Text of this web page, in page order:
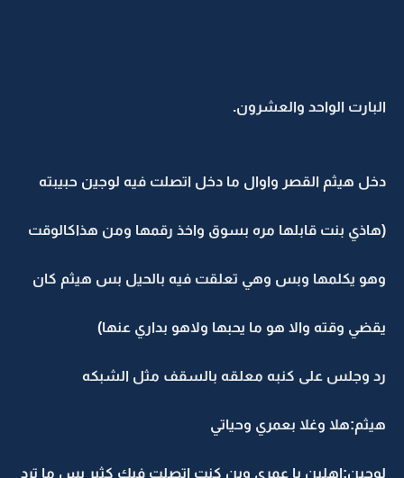
البارت الواحد والعشرون.
دخل هيثم القصر واوال ما دخل اتصلت فيه لوجين حبيبته
(هاذي بنت قابلها مره بسوق واخذ رقمها ومن هذاكالوقت
وهو يكلمها وبس وهي تعلقت فيه بالحيل بس هيثم كان
يقضي وقته والا هو ما يحبها ولاهو بداري عنها)
رد وجلس على كنبه معلقه بالسقف مثل الشبكه
هيثم:هلا وغلا بعمري وحياتي
لوجين:اهلين يا عمري وين كنت اتصلت فيك كثير بس ما ترد